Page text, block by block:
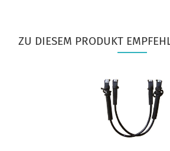
ZU DIESEM PRODUKT